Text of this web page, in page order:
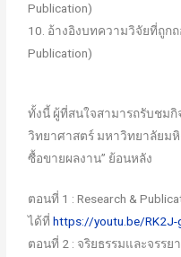
Publication)
10. อ้างอิงบทความวิจัยที่ถูก
Publication)
ทั้งนี้ ผู้ที่สนใจสามารถรับชม
วิทยาศาสตร์ มหาวิทยาลัยม
ซื้อขายผลงาน” ย้อนหลัง
ตอนที่ 1 : Research &
ได้ที่https://youtu.be/RK2J-
ตอนที่ 2 : จริยธรรมและจรร